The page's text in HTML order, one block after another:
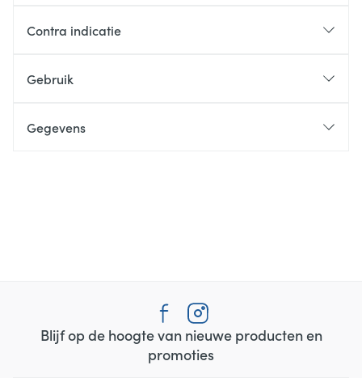
Contra indicatie
Gebruik
Gegevens
Blijf op de hoogte van nieuwe producten en
promoties